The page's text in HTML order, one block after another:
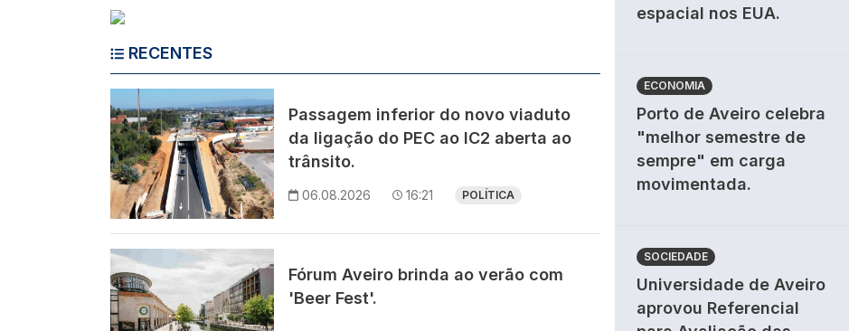
RECENTES
Imagem
Passagem inferior do novo viaduto
da ligação do PEC ao IC2 aberta ao
trânsito.
06.08.2026 16:21 POLÍTICA
Imagem
Fórum Aveiro brinda ao verão com
'Beer Fest'.
espacial nos EUA.
ECONOMIA
Porto de Aveiro celebra
"melhor semestre de
sempre" em carga
movimentada.
SOCIEDADE
Universidade de Aveiro
aprovou Referencial